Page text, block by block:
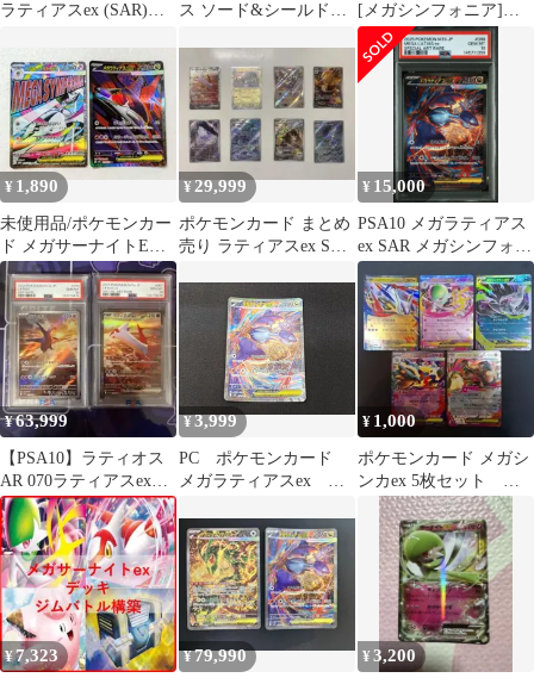
ラティアスex (SAR)
ンフォニア] [MEGA] 1
枚
ス ソード&シールド
[メガシンフォニア]
M1S 088/063 ポケモン
カード ポケカ
¥ 1,890
未使用品/ポケモンカー
ド メガサーナイトEX
メガラティアスEX 2枚
セット
¥29,999
ポケモンカード まとめ
売り ラティアスex SAR
¥ 15,000
PSA10 メガラティアス
ex SAR メガシンフォニ
ア 088/063
¥63,999
【PSA10】ラティオス
AR 070ラティアスex
SAR 087 2連番
¥3,999
PC ポケモンカード
メガラティアスex
※商品説明文確認
¥ 1,000
ポケモンカード メガシ
ンカex 5枚セット ダ
ークライ サーナイ
ト ラティアス
¥7,323 ¥79,990 ¥3,200